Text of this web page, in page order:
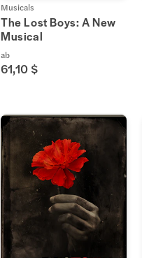
Musicals
The Lost Boys: A New
Musical
ab
61,10 $